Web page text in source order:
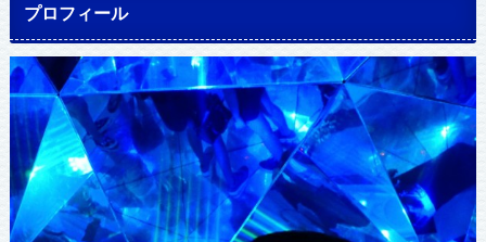
プロフィール